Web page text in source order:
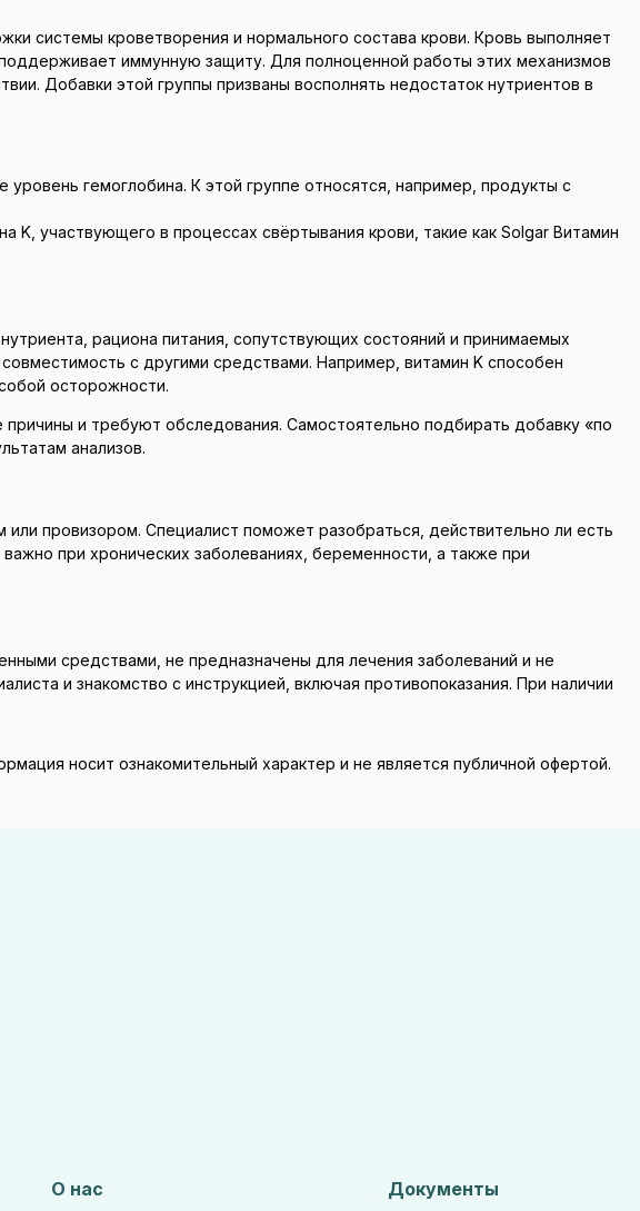
системы кроветворения и нормального состава крови. Кровь выполняет
иммунную защиту. Для полноценной работы этих механизмов
Добавки этой группы призваны восполнять недостаток нутриентов в
гемоглобина. К этой группе относятся, например, продукты с
K, участвующего в процессах свёртывания крови, такие как Solgar Витамин
рациона питания, сопутствующих состояний и принимаемых
с другими средствами. Например, витамин K способен
осторожности.
и требуют обследования. Самостоятельно подбирать добавку «по
анализов.
провизором. Специалист поможет разобраться, действительно ли есть
при хронических заболеваниях, беременности, а также при
средствами, не предназначены для лечения заболеваний и не
и знакомство с инструкцией, включая противопоказания. При наличии
носит ознакомительный характер и не является публичной офертой.
О нас Документы